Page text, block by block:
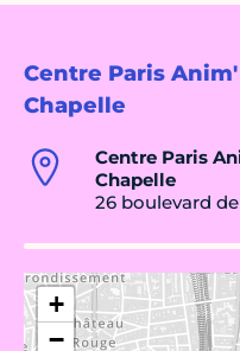
Centre Paris
Chapelle
Centre Paris
Chapelle
26 boulevard
+
−